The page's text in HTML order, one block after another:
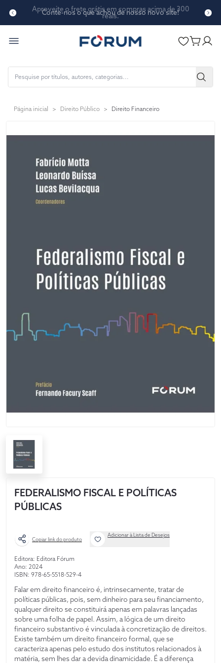
Conte-nos o que achou de nosso novo site!
Página inicial > Direito Público > Direito Financeiro
FEDERALISMO FISCAL E POLÍTICAS
PÚBLICAS
Copiar link do produto
Adicionar à Lista de Desejos
Editora: Editora Fórum
Ano: 2024
ISBN: 978-65-5518-529-4
Falar em direito financeiro é, intrinsecamente, tratar de
políticas públicas, pois, sem dinheiro para seu financiamento,
qualquer direito se constituirá apenas em palavras lançadas
sobre uma folha de papel. Assim, a lógica de um direito
financeiro substantivo é vinculada à concretização de direitos.
Existe também um direito financeiro formal, que se
caracteriza apenas pelo estudo dos institutos relacionados à
matéria, sem lhes dar a devida dinamicidade. É a diferença